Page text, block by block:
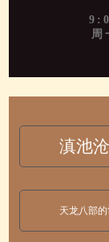
周
滇池
天龙八部的